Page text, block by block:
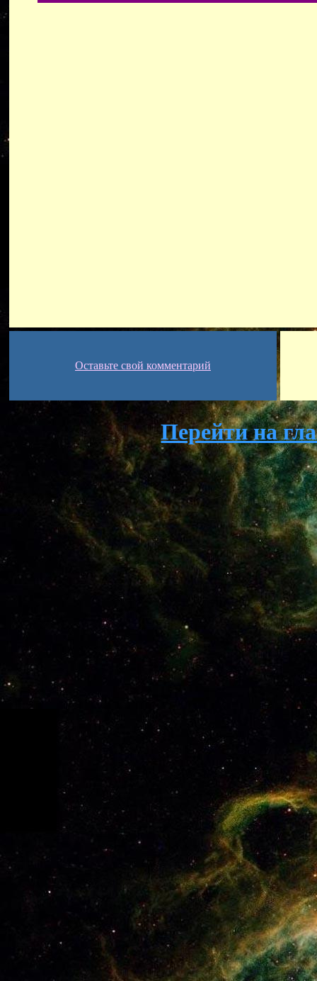
Оставьте свой комментарий
Перейти на